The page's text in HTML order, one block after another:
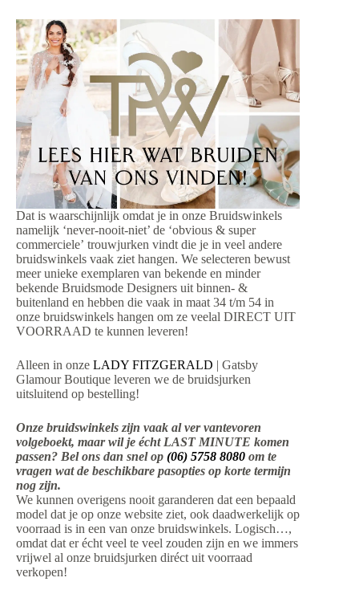
Dat is waarschijnlijk omdat je in onze Bruidswinkels
namelijk ‘never-nooit-niet’ de ‘obvious & super
commerciele’ trouwjurken vindt die je in veel andere
bruidswinkels vaak ziet hangen. We selecteren bewust
meer unieke exemplaren van bekende en minder
bekende Bruidsmode Designers uit binnen- &
buitenland en hebben die vaak in maat 34 t/m 54 in
onze bruidswinkels hangen om ze veelal DIRECT UIT
VOORRAAD te kunnen leveren!
Alleen in onze LADY FITZGERALD | Gatsby
Glamour Boutique leveren we de bruidsjurken
uitsluitend op bestelling!
Onze bruidswinkels zijn vaak al ver vantevoren
volgeboekt, maar wil je écht LAST MINUTE komen
passen? Bel ons dan snel op (06) 5758 8080 om te
vragen wat de beschikbare pasopties op korte termijn
nog zijn.
We kunnen overigens nooit garanderen dat een bepaald
model dat je op onze website ziet, ook daadwerkelijk op
voorraad is in een van onze bruidswinkels. Logisch…,
omdat dat er écht veel te veel zouden zijn en we immers
vrijwel al onze bruidsjurken diréct uit voorraad
verkopen!